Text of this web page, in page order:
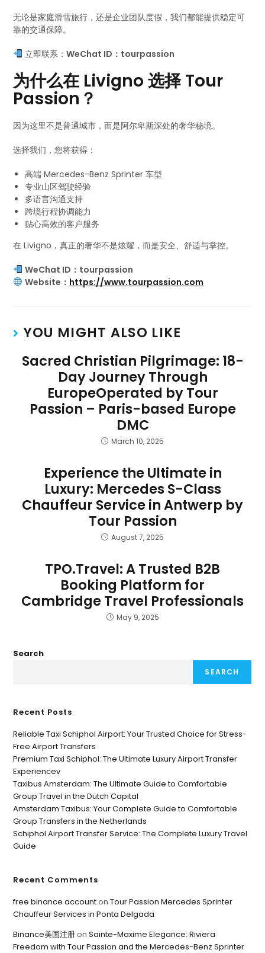
无论是家庭滑雪旅行，还是企业团队度假，我们都能提供稳定可
靠的交通保障。
立即联系：WeChat ID：tourpassion
为什么在 Livigno 选择 Tour
Passion？
因为这里不是普通城市，而是阿尔卑斯深处的奢华秘境。
选择我们，您将获得：
高端 Mercedes-Benz Sprinter 车型
专业山区驾驶经验
多语言沟通支持
跨境行程协调能力
贴心高效的客户服务
在 Livigno，真正的奢华不是炫耀，而是安全、舒适与掌控。
WeChat ID：tourpassion
Website： https://www.tourpassion.com
YOU MIGHT ALSO LIKE
Sacred Christian Pilgrimage: 18-
Day Journey Through
EuropeOperated by Tour
Passion – Paris-based Europe
DMC
March 10, 2025
Experience the Ultimate in
Luxury: Mercedes S-Class
Chauffeur Service in Antwerp by
Tour Passion
August 7, 2025
TPO.Travel: A Trusted B2B
Booking Platform for
Cambridge Travel Professionals
May 9, 2025
Search
SEARCH
Recent Posts
Reliable Taxi Schiphol Airport: Your Trusted Choice for Stress-
Free Airport Transfers
Premium Taxi Schiphol: The Ultimate Luxury Airport Transfer
Experiencev
Taxibus Amsterdam: The Ultimate Guide to Comfortable
Group Travel in the Dutch Capital
Amsterdam Taxibus: Your Complete Guide to Comfortable
Group Transfers in the Netherlands
Schiphol Airport Transfer Service: The Complete Luxury Travel
Guide
Recent Comments
free binance accountonTour Passion Mercedes Sprinter
Chauffeur Services in Ponta Delgada
Binance美国注册onSainte-Maxime Elegance: Riviera
Freedom with Tour Passion and the Mercedes-Benz Sprinter